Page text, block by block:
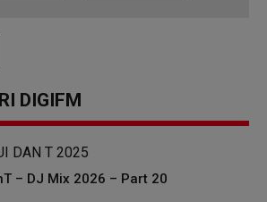
DIGIFM
– DJ Mix 2026 – Part 20